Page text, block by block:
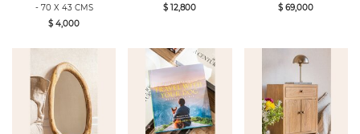
- 70 X 43 CMS
$ 4,000
$ 12,800
$ 69,000